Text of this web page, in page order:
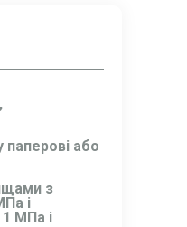
або
з
і
МПа і